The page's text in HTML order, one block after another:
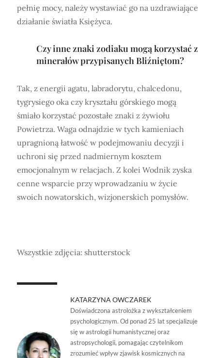
pełnię mocy, należy wystawiać go na uzdrawiające
działanie światła Księżyca.
Czy inne znaki zodiaku mogą korzystać z
minerałów przypisanych Bliźniętom?
Tak, z energii agatu, labradorytu, chalcedonu,
tygrysiego oka czy kryształu górskiego mogą
śmiało korzystać pozostałe znaki z żywiołu
Powietrza. Waga odnajdzie w tych kamieniach
upragnioną łatwość w podejmowaniu decyzji i
uchroni się przed nadmiernym kosztem
emocjonalnym w relacjach. Z kolei Wodnik zyska
cenne wsparcie przy wprowadzaniu w życie
swoich nowatorskich, wizjonerskich pomysłów.
Wszystkie zdjęcia: shutterstock
KATARZYNA OWCZAREK
Doświadczona astrolożka z wykształceniem
psychologicznym. Od ponad 25 lat specjalizuje
się w astrologii humanistycznej oraz
astropsychologii, pomagając czytelnikom
zrozumieć wpływ zjawisk kosmicznych na